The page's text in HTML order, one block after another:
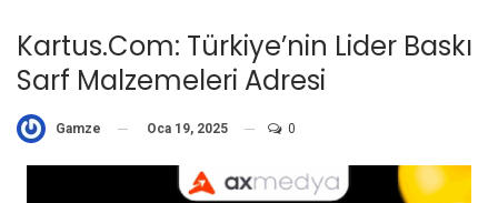
Kartus.com: Türkiye’nin Lider Baskı
Sarf Malzemeleri Adresi
Gamze Oca 19, 2025 0